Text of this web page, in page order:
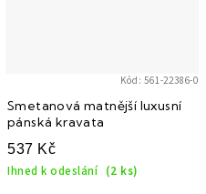
Smetanová matnější luxusní
pánská kravata
537 Kč
Ihned k odeslání (2 ks)
Kód:561-22386-0